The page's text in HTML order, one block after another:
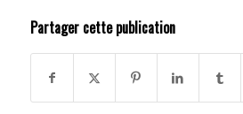
Partager cette publication